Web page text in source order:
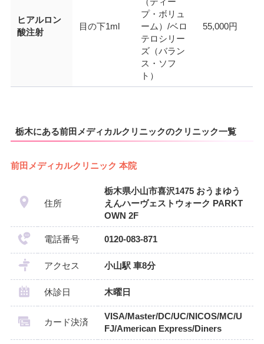
ヒアルロン
酸注射
目の下1ml
（ディー
プ・ボリュ
ーム）/ベロ
テロシリー
ズ（バラン
ス・ソフ
ト）
55,000円
栃木にある前田メディカルクリニックのクリニック一覧
前田メディカルクリニック 本院
住所
栃木県小山市喜沢1475 おうまゆう
えんハーヴェストウォーク PARKT
OWN 2F
電話番号 0120-083-871
アクセス 小山駅 車8分
休診日 木曜日
カード決済
VISA/Master/DC/UC/NICOS/MC/U
FJ/American Express/Diners